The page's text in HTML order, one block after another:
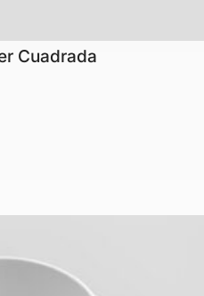
Cuadrada